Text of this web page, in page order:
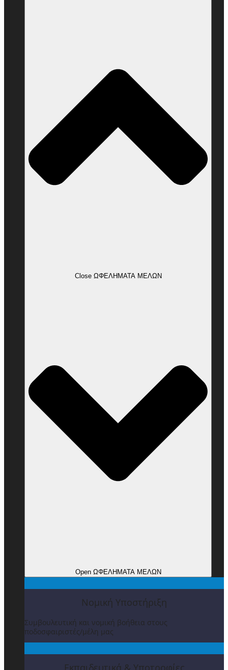
Close ΩΦΕΛΗΜΑΤΑ ΜΕΛΩΝ
Open ΩΦΕΛΗΜΑΤΑ ΜΕΛΩΝ
Νομική Υποστήριξη
Συμβουλευτική και νομική βοήθεια στους
ποδοσφαιριστές/μέλη μας
Εκπαιδευτικά & Υποτροφίες